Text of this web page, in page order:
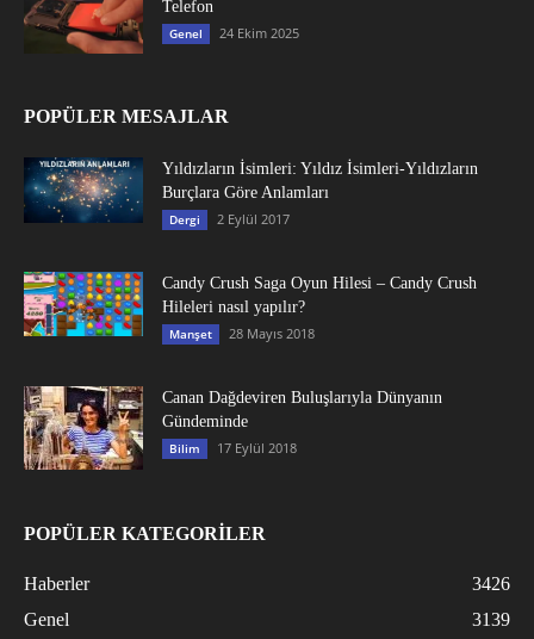
Telefon
Genel 24 Ekim 2025
POPÜLER MESAJLAR
Yıldızların İsimleri: Yıldız İsimleri-Yıldızların
Burçlara Göre Anlamları
Dergi 2 Eylül 2017
Candy Crush Saga Oyun Hilesi – Candy Crush
Hileleri nasıl yapılır?
Manşet 28 Mayıs 2018
Canan Dağdeviren Buluşlarıyla Dünyanın
Gündeminde
Bilim 17 Eylül 2018
POPÜLER KATEGORİLER
Haberler
3426
Genel
3139